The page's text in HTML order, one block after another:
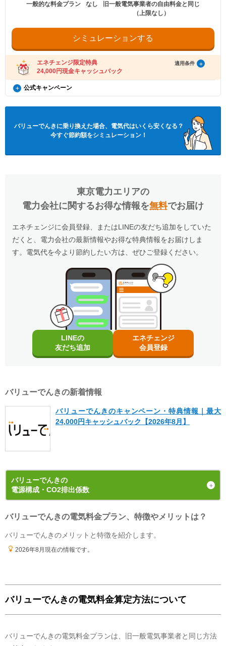
・ご利用の住所から転居された場合。
・電気を使用開始した日から12カ月以内に特典対象外のプランに契約を変更され
・電気料金の未払いがある場合。
・特典のご案内メールに記載されている有効期限内にお受取いただけなかった場
・ご利用開始から12カ月間の電気料金支払い額がキャッシュバック金額以下の場
合。
※お申込み内容に不足・不備等があり、特典実施期間内に不備等が解消されない
場合は、本特典は適用されません。
※本提供条件書記載事項以外の部分については、株式会社CDエナジーダイレクト
の「電気需給約款」の規定を適用いたします。
※ポート株式会社が不正なお申し込みと判断した場合、本特典は適用となりませ
更新日 2026年8月1日
となります。
・特典実施期間中に対象プランをエネチェンジのオンラインサービス経由でお申
・電気の使用開始日から12カ月間の電気料金支払い額がキャッシュバック金額を
超えていること。
・電気料金の未払いがないこと。
受け取り方法
・適用条件の契約継続期間を達成後2カ月後の月末までに、エネチェンジからご案
内メールをお送りします。
・ご案内メールにお受け取りの手順が記載されています。手順に沿ってお受け取
り方法の登録をお願いいたします。
・特典お受け取りの有効期限は、エネチェンジからのご案内メール送信後90日以
内となります。お受け取りの手続き後、お振込までに時間がかかる場合がござい
以下のお客さまは特典の対象外です。
・エネチェンジのオンラインサービス経由以外から申し込みされた場合。
・既にバリューでんき（特典の対象プラン）をご契約中の場合。
・電気を使用開始した日から12カ月以内に契約を解約された場合。
・電気を使用開始した日から12カ月以内に特典対象外のプランに契約を変更され
・電気料金の未払いがある場合。
・特典のご案内メールに記載されている有効期限内にお受取いただけなかった場
合。
・ご利用開始から12カ月間の電気料金支払い額がキャッシュバック金額以下の場
※お申込み内容に不足・不備等があり、特典実施期間内に不備等が解消されない
場合は、本特典は適用されません。
※本提供条件書記載事項以外の部分については、株式会社CDエナジーダイレクト
の「電気需給約款」の規定を適用いたします。
※ポート株式会社が不正なお申し込みと判断した場合、本特典は適用となりませ
更新日2026年8月1日
一般的な料金プラン
なし
旧一般電気事業者の自由料金と同じ
（上限なし）
シミュレーションする
エネチェンジ限定特典 適用条件
24,000円現金キャッシュバック
バリューでんき×エネチェンジ キャッシュバック特典（12
カ月間の電気料金支払い額がキャッシュバック金額を超え
る方限定）
※本特典は、予告なく変更、終了となる場合があり
ます。
エネチェンジのオンラインサービス経由でお申し込
みいただいたユーザーの方に、24,000円のキャッシ
※40A以上が特典対象となります。
でんき×エネチェンジ キャッシュバック特典」 (以下、「本特典」とします)の対
象となります。
・特典実施期間中に対象プランをエネチェンジのオンラインサービス経由でお申
し込みいただくこと。
・電気を使用開始した日から12カ月後時点で契約を継続いただいていること。
・お申し込みから3カ月以内にバリューでんきの対象プランの供給を開始している
・お申し込み時にメールアドレスが入力されていること。
・電気の使用開始日から12カ月間の電気料金支払い額がキャッシュバック金額を
・電気料金の未払いがないこと。
・6kVA以上も対象となります。
受け取り方法
・適用条件の契約継続期間を達成後2カ月後の月末までに、エネチェンジからご案
内メールをお送りします。
（ご登録のメールアドレスに誤りがあった場合、特典お受け取りの手続きができ
ませんのでご注意ください。）
・ご案内メールにお受け取りの手順が記載されています。手順に沿ってお受け取
※「@enechange.co.jp および @enechange.jp」からのメールが受信できるよ
キャッシュバックは、金融庁管轄の資金移動業者であるウェルネット社（登録番
号：北海道財務局長第00002号）の「送金サービス」を利用しております。
以下のお客さまは特典の対象外です。
・エネチェンジのオンラインサービス経由以外から申し込みされた場合。
・電気料金の未払いがある場合。
・特典のご案内メールに記載されている有効期限内にお受取いただけなかった場
場合は、本特典は適用されません。
※本提供条件書記載事項以外の部分については、大阪瓦斯株式会社の「電気需給
約款」の規定を適用いたします。
※ポート株式会社が不正なお申し込みと判断した場合、本特典は適用となりませ
公式キャンペーン
分）および2026年10月分（9月使用分）は一律3.5円/kWh、2026年9月
分（8月使用分）については一律4.5円/kWhを毎月の電気料金から値引
・エネチェンジでは、割引額を一律で診断結果に反映しています。
・詳細は、国のHP・請求書や検針票・ご契約中の電力会社・ガス会社
のHPをご確認ください。
バリューでんき に乗り換えた場合、電気代はいくら安くなる？
今すぐ節約額をシミュレーション！
東京電力エリアの
電力会社に関するお得な情報を無料でお届け
エネチェンジに会員登録、またはLINEの友だち追加をしていた
だくと、電力会社の最新情報やお得な特典情報をお届けしま
す。電気代を今より節約したい方は、ぜひご登録ください。
LINEの
友だち追加
エネチェンジ
会員登録
バリューでんきの新着情報
バリューでんきのキャンペーン・特典情報｜最大
24,000円キャッシュバック【2026年8月】
バリューでんきの
電源構成・CO2排出係数
発電手段の内訳（電源構成）
2024年4月1日 ~ 2025年3月31日
バリューでんきの電気料金プラン、特徴やメリットは？
バリューでんきのメリットと特徴を紹介します。
2026年8月現在の情報です。
バリューでんきの電気料金算定方法について
バリューでんきの電気料金プランは、旧一般電気事業者と同じ方法